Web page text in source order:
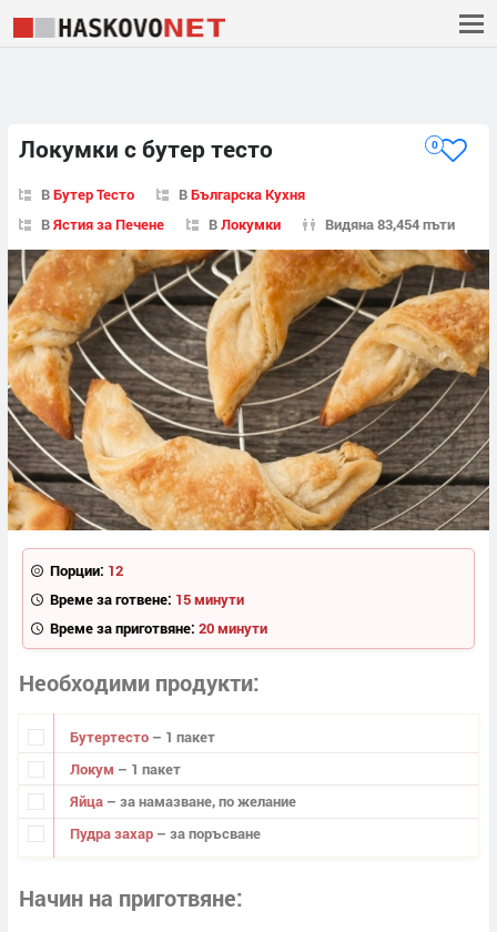
Локумки с бутер тесто 0
ВБутер Тесто ВБългарска Кухня
ВЯстия за Печене ВЛокумки Видяна 83,454 пъти
Порции: 12
Време за готвене: 15 минути
Време за приготвяне: 20 минути
Необходими продукти
Бутертесто – 1 пакет
Локум – 1 пакет
Яйца – за намазване, по желание
Пудра захар – за поръсване
Начин на приготвяне